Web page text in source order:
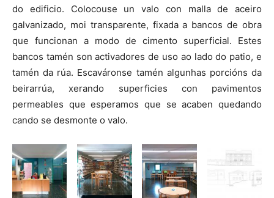
do edificio. Colocouse un valo con malla de aceiro
galvanizado, moi transparente, fixada a bancos de obra
que funcionan a modo de cimento superficial. Estes
bancos tamén son activadores de uso ao lado do patio, e
tamén da rúa. Escaváronse tamén algunhas porcións da
beirarrúa, xerando superficies con pavimentos
permeables que esperamos que se acaben quedando
cando se desmonte o valo.